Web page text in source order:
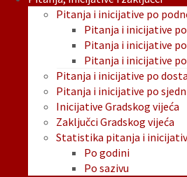
Pitanja i inicijative po
Pitanja i inicijative
Pitanja i inicijative
Pitanja i inicijative
Pitanja i inicijative po
Pitanja i inicijative po
Inicijative Gradskog vijeća
Zaključci Gradskog vijeća
Statistika pitanja i
Po godini
Po sazivu